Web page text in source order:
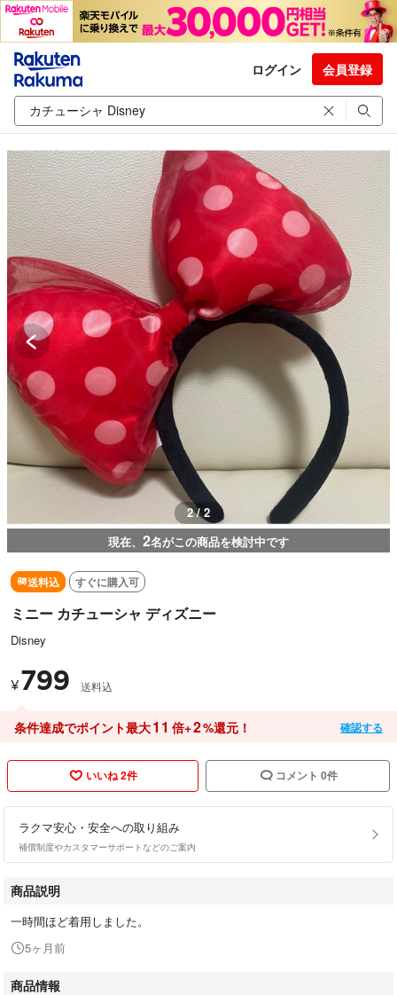
ログイン 会員登録
1 / 2
現在、 2名がこの商品を検討中です
送料込 すぐに購入可
ミニー カチューシャ ディズニー
Disney
¥799 送料込
条件達成でポイント最大11 倍+2%還元！ 確認する
いいね 2件 コメント 0件
ラクマ安心・安全への取り組み
補償制度やカスタマーサポートなどのご案内
商品説明
一時間ほど着用しました。
5ヶ月前
商品情報